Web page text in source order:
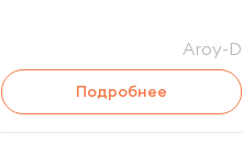
Aroy-D
Подробнее